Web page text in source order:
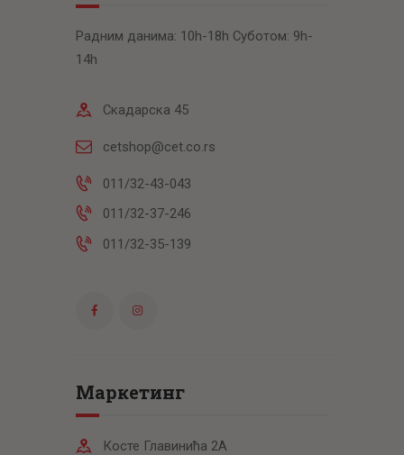
Радним данима: 10h-18h Суботом: 9h-
14h
Скадарска 45
cetshop@cet.co.rs
011/32-43-043
011/32-37-246
011/32-35-139
Маркетинг
Косте Главинића 2А